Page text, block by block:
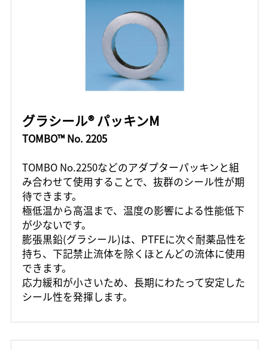
グラシール® パッキンM
TOMBO™ No. 2205
TOMBO No.2250などのアダプターパッキンと組
み合わせて使用することで、抜群のシール性が期
待できます。
極低温から高温まで、温度の影響による性能低下
が少ないです。
膨張黒鉛(グラシール)は、PTFEに次ぐ耐薬品性を
持ち、下記禁止流体を除くほとんどの流体に使用
できます。
応力緩和が小さいため、長期にわたって安定した
シール性を発揮します。